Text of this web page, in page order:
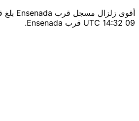
09 14:32 UTC قرب Ensenada.